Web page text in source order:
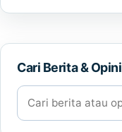
Cari Berita & Opini
Cari berita atau opini